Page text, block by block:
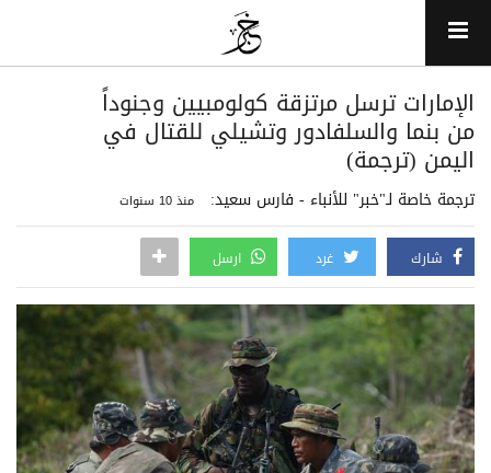
الإمارات ترسل مرتزقة كولومبيين وجنوداً
من بنما والسلفادور وتشيلي للقتال في
اليمن (ترجمة)
ترجمة خاصة لـ"خبر" للأنباء - فارس سعيد: منذ 10 سنوات
شارك غرد ارسل